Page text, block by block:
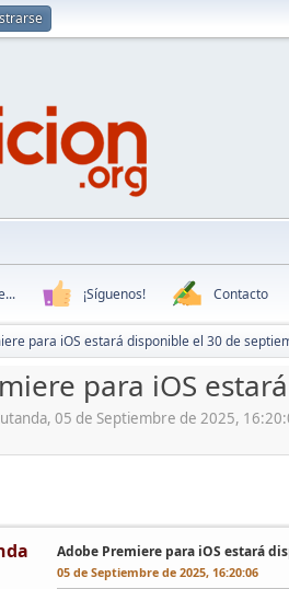
¡Síguenos! Contacto
para iOS estará disponible el 30 de
para iOS
05 de Septiembre de 2025,
Adobe Premiere para iOS estará
05 de Septiembre de 2025, 16:20:06